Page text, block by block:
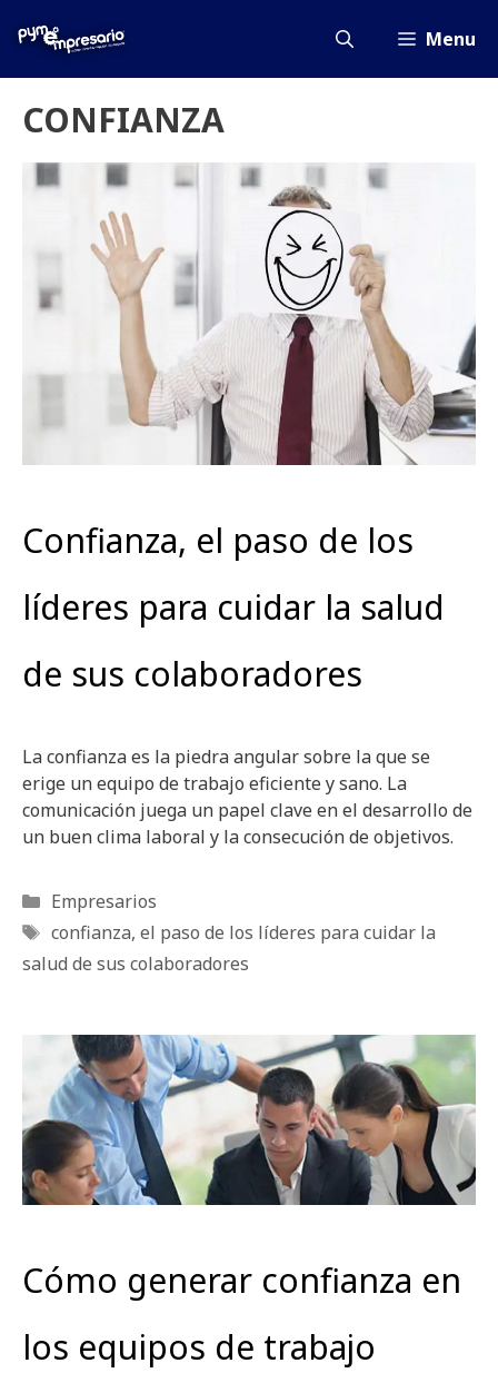
Menu
CONFIANZA
Confianza, el paso de los
líderes para cuidar la salud
de sus colaboradores
La confianza es la piedra angular sobre la que se
erige un equipo de trabajo eficiente y sano. La
comunicación juega un papel clave en el desarrollo de
un buen clima laboral y la consecución de objetivos.
Categorías
Empresarios
Etiquetas
confianza, el paso de los líderes para cuidar la
salud de sus colaboradores
Cómo generar confianza en
los equipos de trabajo